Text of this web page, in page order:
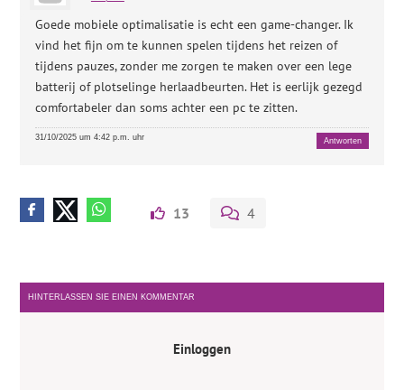
Goede mobiele optimalisatie is echt een game-changer. Ik
vind het fijn om te kunnen spelen tijdens het reizen of
tijdens pauzes, zonder me zorgen te maken over een lege
batterij of plotselinge herlaadbeurten. Het is eerlijk gezegd
comfortabeler dan soms achter een pc te zitten.
31/10/2025 um 4:42 p.m. uhr Antworten
13 4
HINTERLASSEN SIE EINEN KOMMENTAR
Einloggen